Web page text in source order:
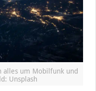
alles um Mobilfunk und
Unsplash